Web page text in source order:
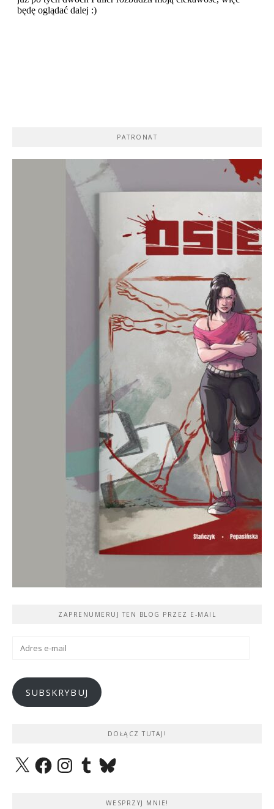
PATRONAT
ZAPRENUMERUJ TEN BLOG PRZEZ E-MAIL
Adres
SUBSKRYBUJ
DOŁĄCZ TUTAJ!
X FacebookInstagramTumblrBluesky
WESPRZYJ MNIE!